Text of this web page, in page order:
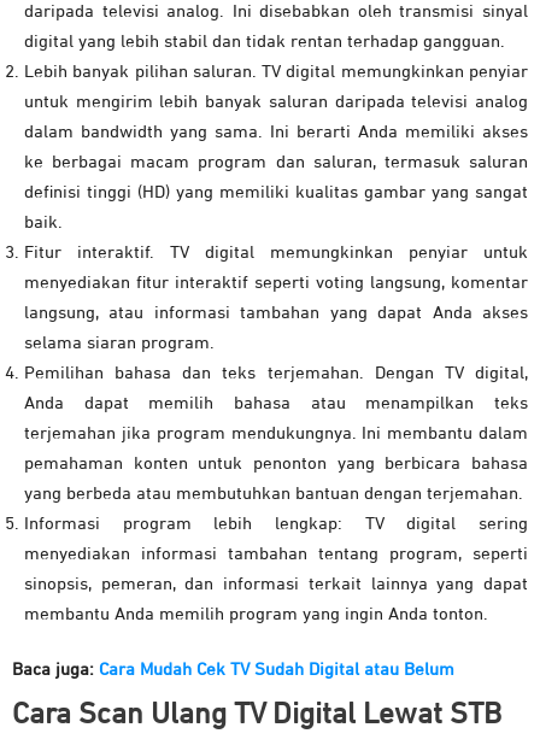
daripada televisi analog. Ini disebabkan oleh transmisi sinyal
digital yang lebih stabil dan tidak rentan terhadap gangguan.
Lebih banyak pilihan saluran. TV digital memungkinkan penyiar
untuk mengirim lebih banyak saluran daripada televisi analog
dalam bandwidth yang sama. Ini berarti Anda memiliki akses
ke berbagai macam program dan saluran, termasuk saluran
definisi tinggi (HD) yang memiliki kualitas gambar yang sangat
baik.
Fitur interaktif. TV digital memungkinkan penyiar untuk
menyediakan fitur interaktif seperti voting langsung, komentar
langsung, atau informasi tambahan yang dapat Anda akses
selama siaran program.
Pemilihan bahasa dan teks terjemahan. Dengan TV digital,
Anda dapat memilih bahasa atau menampilkan teks
terjemahan jika program mendukungnya. Ini membantu dalam
pemahaman konten untuk penonton yang berbicara bahasa
yang berbeda atau membutuhkan bantuan dengan terjemahan.
Informasi program lebih lengkap: TV digital sering
menyediakan informasi tambahan tentang program, seperti
sinopsis, pemeran, dan informasi terkait lainnya yang dapat
membantu Anda memilih program yang ingin Anda tonton.
Baca juga: Cara Mudah Cek TV Sudah Digital atau Belum
Cara Scan Ulang TVDigital Lewat STB